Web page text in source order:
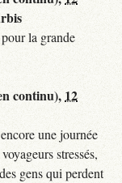
la grande
continu), 12
une journée
stressés,
gens qui perdent